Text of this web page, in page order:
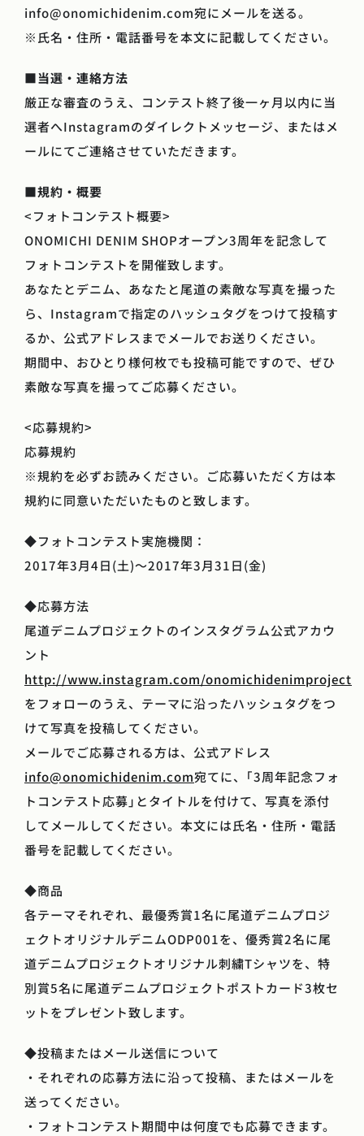
info@onomichidenim.com宛にメールを送る。
※氏名・住所・電話番号を本文に記載してください。
■当選・連絡方法
厳正な審査のうえ、コンテスト終了後一ヶ月以内に当
選者へInstagramのダイレクトメッセージ、またはメ
ールにてご連絡させていただきます。
■規約・概要
<フォトコンテスト概要>
ONOMICHI DENIM SHOPオープン3周年を記念して
フォトコンテストを開催致します。
あなたとデニム、あなたと尾道の素敵な写真を撮った
ら、Instagramで指定のハッシュタグをつけて投稿す
るか、公式アドレスまでメールでお送りください。
期間中、おひとり様何枚でも投稿可能ですので、ぜひ
素敵な写真を撮ってご応募ください。
<応募規約>
応募規約
※規約を必ずお読みください。ご応募いただく方は本
規約に同意いただいたものと致します。
◆フォトコンテスト実施機関：
2017年3月4日(土)～2017年3月31日(金)
◆応募方法
尾道デニムプロジェクトのインスタグラム公式アカウ
ント
http://www.instagram.com/onomichidenimproject
をフォローのうえ、テーマに沿ったハッシュタグをつ
けて写真を投稿してください。
メールでご応募される方は、公式アドレス
info@onomichidenim.com宛てに、｢3周年記念フォ
トコンテスト応募｣とタイトルを付けて、写真を添付
してメールしてください。本文には氏名・住所・電話
番号を記載してください。
◆商品
各テーマそれぞれ、最優秀賞1名に尾道デニムプロジ
ェクトオリジナルデニムODP001を、優秀賞2名に尾
道デニムプロジェクトオリジナル刺繍Tシャツを、特
別賞5名に尾道デニムプロジェクトポストカード3枚セ
ットをプレゼント致します。
◆投稿またはメール送信について
・それぞれの応募方法に沿って投稿、またはメールを
送ってください。
・フォトコンテスト期間中は何度でも応募できます。